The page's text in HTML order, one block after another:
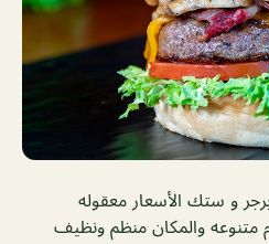
و ستك الأسعار معقوله
متنوعه والمكان منظم ونظيف